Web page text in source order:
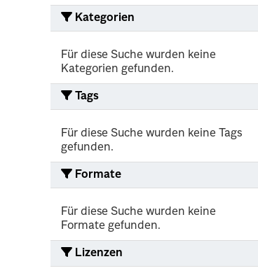
Kategorien
Für diese Suche wurden keine
Kategorien gefunden.
Tags
Für diese Suche wurden keine Tags
gefunden.
Formate
Für diese Suche wurden keine
Formate gefunden.
Lizenzen